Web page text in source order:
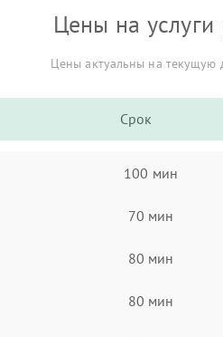
Цены на услуги
Цены актуальны на текущую
Срок
100 мин
70 мин
80 мин
80 мин